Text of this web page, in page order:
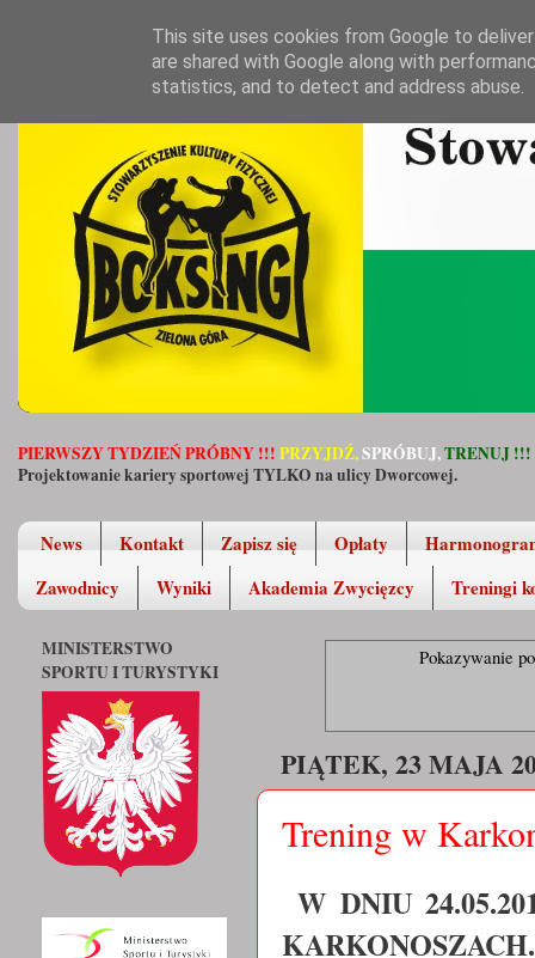
PIERWSZY TYDZIEŃ PRÓBNY !!! PRZYJDŹ,SPRÓBUJ,TRENUJ !!!
Projektowanie kariery sportowej TYLKO na ulicy Dworcowej.
News Kontakt Zapisz się Opłaty
Zawodnicy
Wyniki Akademia Zwycięzcy Treningi
Pokazywanie
PIĄTEK, 23 MAJA
Trening w
W DNIU
MINISTERSTWO
SPORTU I TURYSTYKI
This site uses cookies from Google to
are shared with Google along with
statistics, and to detect and address abuse.